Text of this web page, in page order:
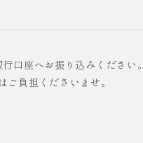
口座へお振り込みください。
負担くださいませ。